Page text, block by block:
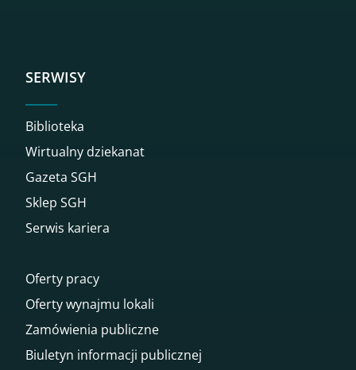
SERWISY
Biblioteka
Wirtualny dziekanat
Gazeta SGH
Sklep SGH
Serwis kariera
Oferty pracy
Oferty wynajmu lokali
Zamówienia publiczne
Biuletyn informacji publicznej